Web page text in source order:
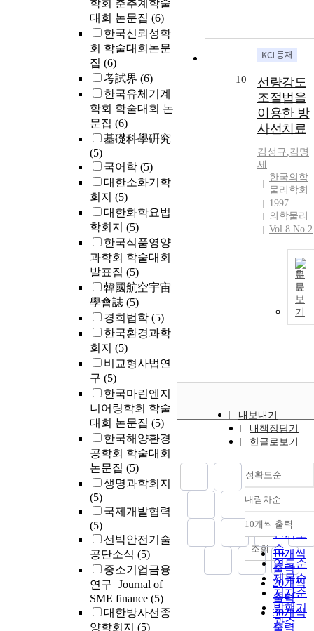
학회 춘추계학술
대회 논문집 (6)
한국신뢰성학
회 학술대회논문
집 (6)
考試界 (6)
한국유체기계
학회 학술대회 논
문집 (6)
基礎科學硏究
(5)
국어학 (5)
대한소화기학
회지 (5)
대한화학요법
학회지 (5)
한국식품영양
과학회 학술대회
발표집 (5)
韓國航空宇宙
學會誌 (5)
경희법학 (5)
한국환경과학
회지 (5)
비교형사법연
구 (5)
한국마린엔지
니어링학회 학술
대회 논문집 (5)
한국해양환경
공학회 학술대회
논문집 (5)
생명과학회지
(5)
국제개발협력
(5)
선박안전기술
공단소식 (5)
중소기업금융
연구=Journal of
SME finance (5)
대한방사선종
양학회지 (5)
10
선량강도
조절법을
이용한 방
사선치료
김성규,김명
세
한국의학
물리학회
1997
의학물리
Vol.8 No.2
원
문
보
기
내보내기
내책장담기
한글로보기
정확도순
정확도
순
인기도
순
연도순
제목순
저자순
발행기
관순
내림차순
내림차
10개씩 출력
10개씩
출력
20개씩
출력
30개씩
출력
조회